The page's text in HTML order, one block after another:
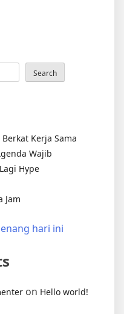
Search
Kerja Sama
Wajib
Hype
Jam
hari ini
on Hello world!